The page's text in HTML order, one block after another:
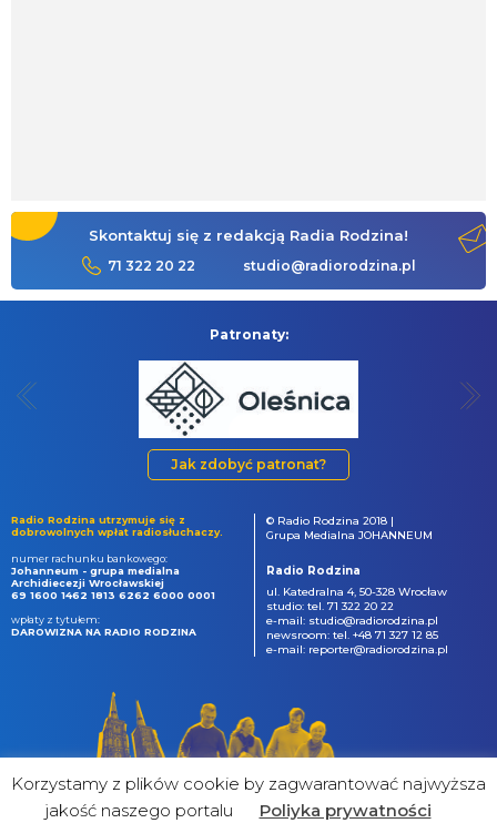
Skontaktuj się z redakcją Radia Rodzina!
71 322 20 22 studio@radiorodzina.pl
Patronaty:
Jak zdobyć patronat?
Radio Rodzina utrzymuje się z
dobrowolnych wpłat radiosłuchaczy.
numer rachunku bankowego:
Johanneum - grupa medialna
Archidiecezji Wrocławskiej
69 1600 1462 1813 6262 6000 0001
wpłaty z tytułem:
DAROWIZNA NA RADIO RODZINA
© Radio Rodzina 2018 |
Grupa Medialna JOHANNEUM
Radio Rodzina
ul. Katedralna 4, 50-328 Wrocław
studio: tel. 71 322 20 22
e-mail: studio@radiorodzina.pl
newsroom: tel. +48 71 327 12 85
e-mail: reporter@radiorodzina.pl
Korzystamy z plików cookie by zagwarantować najwyższa
jakość naszego portalu
Poliyka prywatności